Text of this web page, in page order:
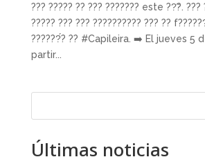
??? ????? ?? ??? ??????? este ??̃?. ???
????? ??? ??? ?????????? ??? ??
??????́? ?? #Capileira. ➡️ El jueves 5
partir...
Últimas noticias